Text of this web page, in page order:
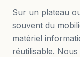
Sur un plateau
souvent du
matériel
réutilisable.